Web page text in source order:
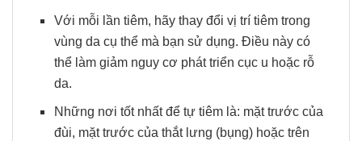
Với mỗi lần tiêm, hãy thay đổi vị trí tiêm trong
vùng da cụ thể mà bạn sử dụng. Điều này có
thể làm giảm nguy cơ phát triển cục u hoặc rỗ
da.
Những nơi tốt nhất để tự tiêm là: mặt trước của
đùi, mặt trước của thắt lưng (bụng) hoặc trên